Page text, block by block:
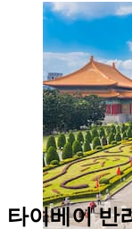
타이베이 반